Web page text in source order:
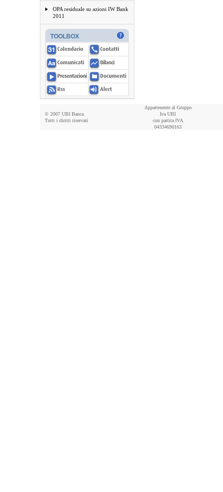
OPA residuale su azioni IW Bank
2011
TOOLBOX
© 2007 UBI Banca.
Tutti i diritti riservati
Appartenente al Gruppo
Iva UBI
con partita IVA
04334690163